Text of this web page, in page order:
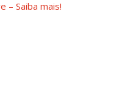
– Saiba mais!